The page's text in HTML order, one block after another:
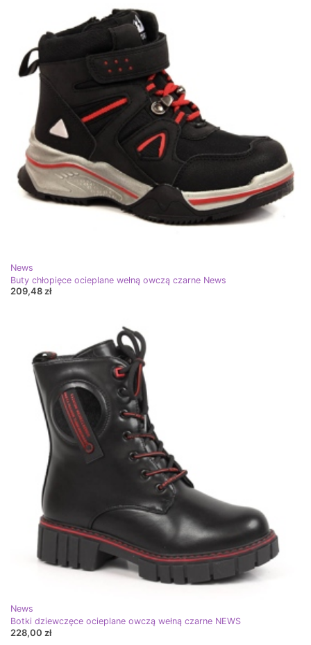
News
Buty chłopięce ocieplane wełną owczą czarne News
209,48 zł
News
Botki dziewczęce ocieplane owczą wełną czarne NEWS
228,00 zł